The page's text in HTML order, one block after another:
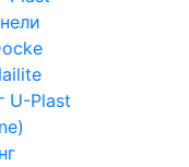
U-Plast